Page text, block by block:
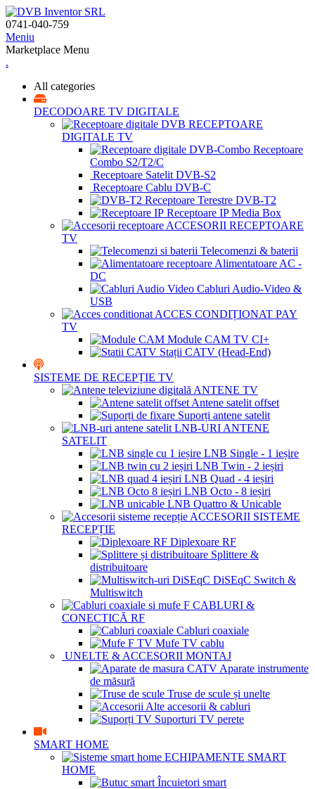
0741-040-759
Meniu
Marketplace Menu
.
All categories
DECODOARE TV DIGITALE
RECEPTOARE
DIGITALE TV
Receptoare
Combo S2/T2/C
Receptoare Satelit DVB-S2
Receptoare Cablu DVB-C
Receptoare Terestre DVB-T2
Receptoare IP Media Box
ACCESORII RECEPTOARE
TV
Telecomenzi & baterii
Alimentatoare AC -
DC
Cabluri Audio-Video &
USB
ACCES CONDIȚIONAT PAY
TV
Module CAM TV CI+
Stații CATV (Head-End)
SISTEME DE RECEPȚIE TV
ANTENE TV
Antene satelit offset
Suporți antene satelit
LNB-URI ANTENE
SATELIT
LNB Single - 1 ieșire
LNB Twin - 2 ieșiri
LNB Quad - 4 ieșiri
LNB Octo - 8 ieșiri
LNB Quattro & Unicable
ACCESORII SISTEME
RECEPȚIE
Diplexoare RF
Splittere &
distribuitoare
DiSEqC Switch &
Multiswitch
CABLURI &
CONECTICĂ RF
Cabluri coaxiale
Mufe TV cablu
UNELTE & ACCESORII MONTAJ
Aparate instrumente
de măsură
Truse de scule și unelte
Alte accesorii & cabluri
Suporturi TV perete
SMART HOME
ECHIPAMENTE SMART
HOME
Încuietori smart